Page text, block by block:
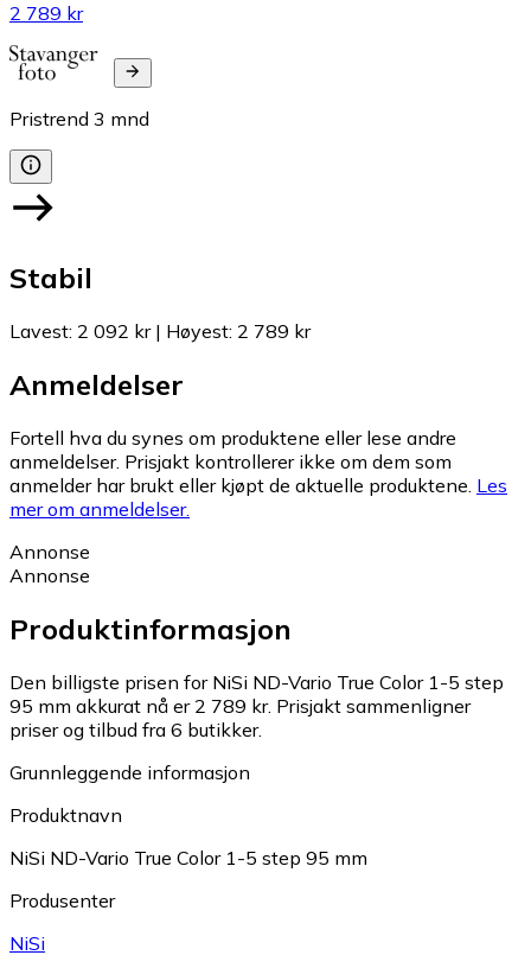
2 789 kr
Pristrend 3 mnd
Stabil
Lavest: 2 092 kr| Høyest: 2 789 kr
Anmeldelser
Fortell hva du synes om produktene eller lese andre
anmeldelser. Prisjakt kontrollerer ikke om dem som
anmelder har brukt eller kjøpt de aktuelle produktene. Les
mer om anmeldelser.
Annonse
Annonse
Produktinformasjon
Den billigste prisen for NiSi ND-Vario True Color 1-5 step
95 mm akkurat nå er 2 789 kr. Prisjakt sammenligner
priser og tilbud fra 6 butikker.
Grunnleggende informasjon
Produktnavn
NiSi ND-Vario True Color 1-5 step 95 mm
Produsenter
NiSi